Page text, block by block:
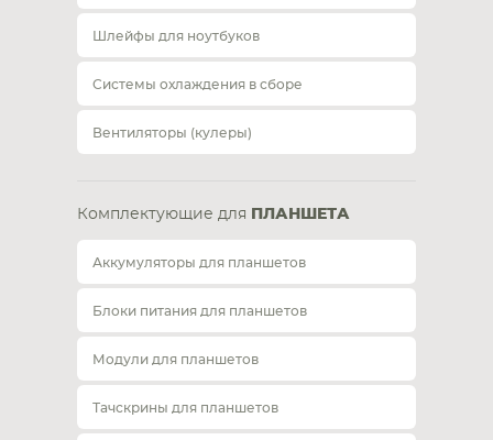
Шлейфы для ноутбуков
Системы охлаждения в сборе
Вентиляторы (кулеры)
Комплектующие для ПЛАНШЕТА
Аккумуляторы для планшетов
Блоки питания для планшетов
Модули для планшетов
Тачскрины для планшетов